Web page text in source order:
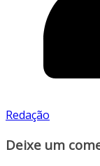
Redação
Deixe um